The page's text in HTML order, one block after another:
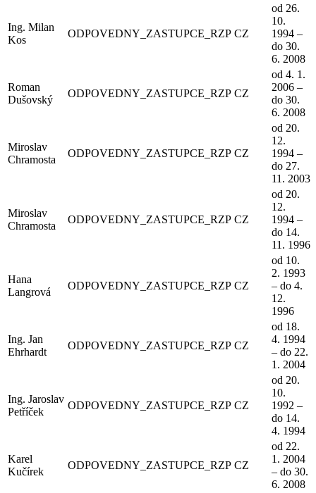
Ing. Milan
Kos
ODPOVEDNY_ZASTUPCE_RZP CZ
od 26.
10.
1994 –
do 30.
6. 2008
Roman
Dušovský
ODPOVEDNY_ZASTUPCE_RZP CZ
od 4. 1.
2006 –
do 30.
6. 2008
Miroslav
Chramosta
ODPOVEDNY_ZASTUPCE_RZP CZ
od 20.
12.
1994 –
do 27.
11. 2003
Miroslav
Chramosta
ODPOVEDNY_ZASTUPCE_RZP CZ
od 20.
12.
1994 –
do 14.
11. 1996
Hana
Langrová
ODPOVEDNY_ZASTUPCE_RZP CZ
od 10.
2. 1993
– do 4.
12.
1996
Ing. Jan
Ehrhardt
ODPOVEDNY_ZASTUPCE_RZP CZ
od 18.
4. 1994
– do 22.
1. 2004
Ing. Jaroslav
Petříček
ODPOVEDNY_ZASTUPCE_RZP CZ
od 20.
10.
1992 –
do 14.
4. 1994
Karel
Kučírek
ODPOVEDNY_ZASTUPCE_RZP CZ
od 22.
1. 2004
– do 30.
6. 2008